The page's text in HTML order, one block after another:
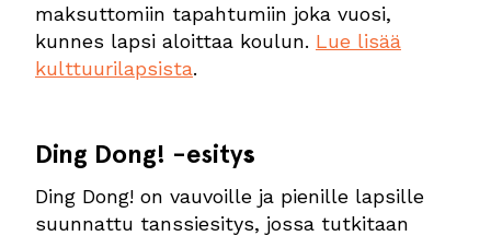
maksuttomiin tapahtumiin joka vuosi,
kunnes lapsi aloittaa koulun. Lue lisää
kulttuurilapsista.
Ding Dong! -esitys
Ding Dong! on vauvoille ja pienille lapsille
suunnattu tanssiesitys, jossa tutkitaan